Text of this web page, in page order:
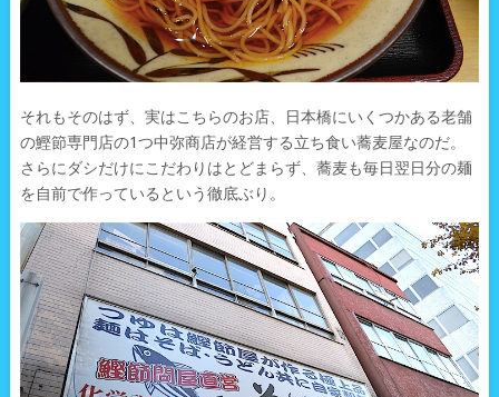
それもそのはず、実はこちらのお店、日本橋にいくつかある老舗
の鰹節専門店の1つ中弥商店が経営する立ち食い蕎麦屋なのだ。
さらにダシだけにこだわりはとどまらず、蕎麦も毎日翌日分の麺
を自前で作っているという徹底ぶり。